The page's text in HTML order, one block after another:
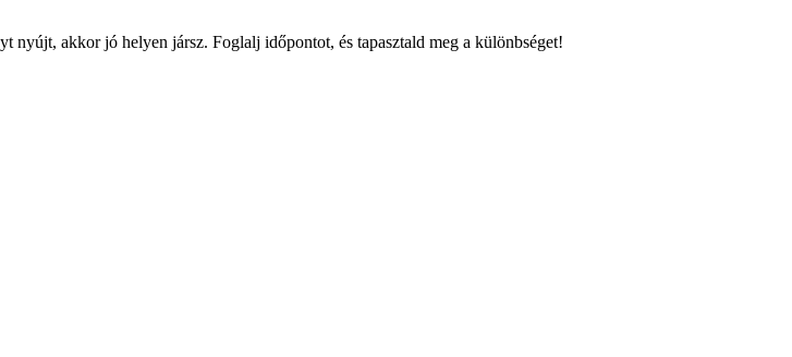
nyújt, akkor jó helyen jársz. Foglalj időpontot, és tapasztald meg a különbséget!